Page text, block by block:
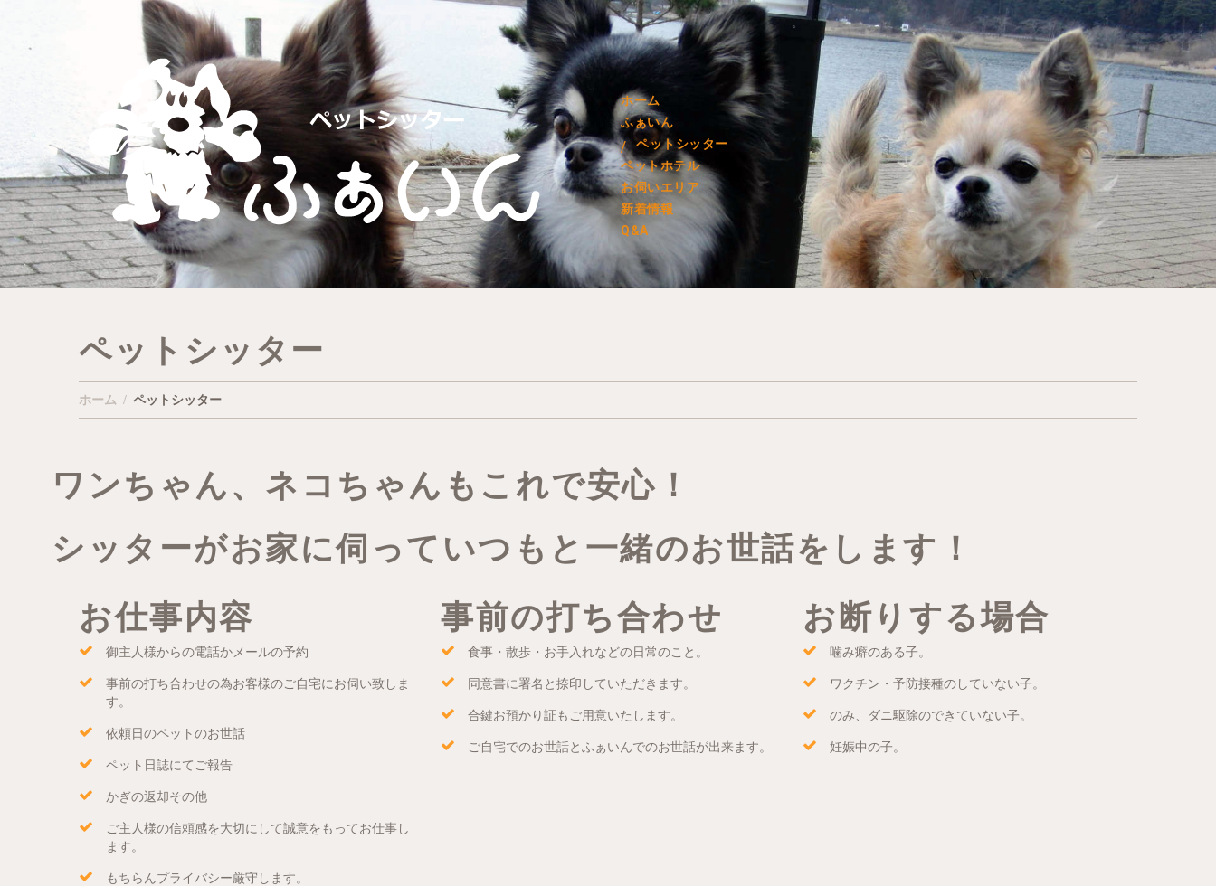
ホーム
ふぁいん
ペットシッター
ペットホテル
お伺いエリア
新着情報
Q&A
ペットシッター
ホーム ペットシッター
ワンちゃん、ネコちゃんもこれで安心！
シッターがお家に伺っていつもと一緒のお世話をします！
お仕事内容
御主人様からの電話かメールの予約
事前の打ち合わせの為お客様のご自宅にお伺い致しま
す。
依頼日のペットのお世話
ペット日誌にてご報告
かぎの返却その他
ご主人様の信頼感を大切にして誠意をもってお仕事し
ます。
もちらんプライバシー厳守します。
事前の打ち合わせ
食事・散歩・お手入れなどの日常のこと。
同意書に署名と捺印していただきます。
合鍵お預かり証もご用意いたします。
ご自宅でのお世話とふぁいんでのお世話が出来ます。
お断りする場合
噛み癖のある子。
ワクチン・予防接種のしていない子。
のみ、ダニ駆除のできていない子。
妊娠中の子。